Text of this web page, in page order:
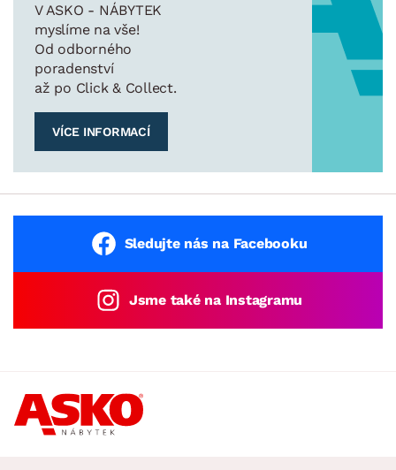
V ASKO - NÁBYTEK
myslíme na vše!
Od odborného
poradenství
až po Click & Collect.
VÍCE INFORMACÍ
Sledujte nás na Facebooku
Jsme také na Instagramu